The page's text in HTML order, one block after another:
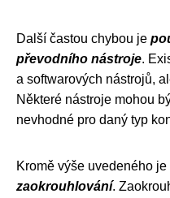
Další častou chybou je
převodního nástroje.
a softwarových nástrojů,
Některé nástroje mohou
nevhodné pro daný typ
Kromě výše uvedeného
zaokrouhlování.